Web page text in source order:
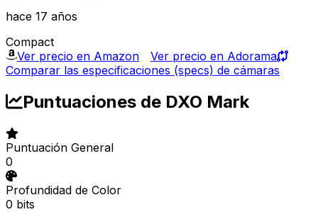
hace 17 años
Compact
Ver precio en Amazon
Ver precio en Adorama
Comparar las especificaciones (specs) de cámaras
Puntuaciones de DXO Mark
Puntuación General
0
Profundidad de Color
0 bits